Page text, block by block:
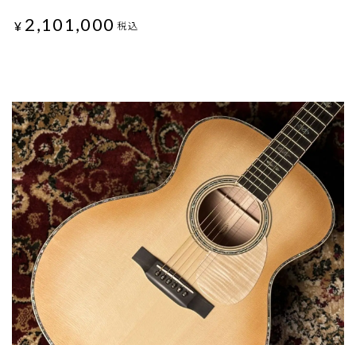
¥ 2,101,000 税込